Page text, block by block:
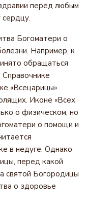
перед любым
Богоматери о
Например, к
обращаться
Справочнике
«Всецарицы»
Иконе «Всех
о физическом, но
о помощи и
в недуге. Однако
перед какой
святой Богородицы
о здоровье